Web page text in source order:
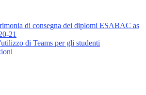
di consegna dei diplomi ESABAC as
21
di Teams per gli studenti